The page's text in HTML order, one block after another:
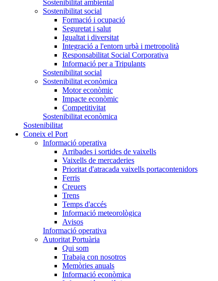
Sostenibilitat ambiental
Sostenibilitat social
Formació i ocupació
Seguretat i salut
Igualtat i diversitat
Integració a l'entorn urbà i metropolità
Responsabilitat Social Corporativa
Informació per a Tripulants
Sostenibilitat social
Sostenibilitat econòmica
Motor econòmic
Impacte econòmic
Competitivitat
Sostenibilitat econòmica
Sostenibilitat
Coneix el Port
Informació operativa
Arribades i sortides de vaixells
Vaixells de mercaderies
Prioritat d'atracada vaixells portacontenidors
Ferris
Creuers
Trens
Temps d'accés
Informació meteorològica
Avisos
Informació operativa
Autoritat Portuària
Qui som
Trabaja con nosotros
Memòries anuals
Informació econòmica